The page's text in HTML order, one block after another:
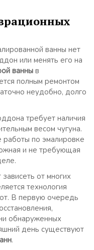
ванны нет
или менять его на
ванны в
полным ремонтом
неудобно, долго
требует наличия
весом чугуна.
по эмалировке
и не требующая
от многих
технология
В первую очередь
обнаруженных
день существуют
.